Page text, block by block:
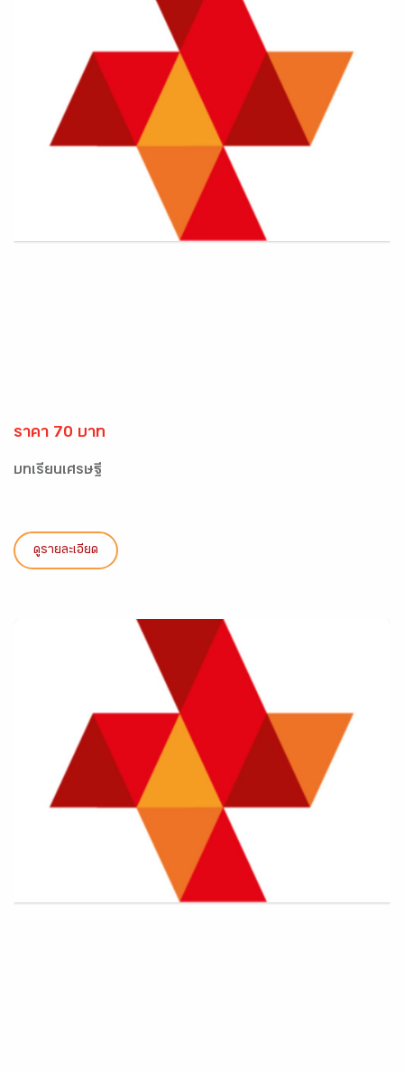
ราคา 70 บาท
บทเรียนเศรษฐี
ดูรายละเอียด